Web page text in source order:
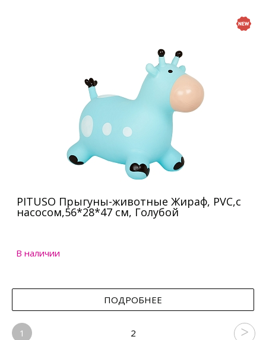
PITUSO Прыгуны-животные Жираф, PVC,с
насосом,56*28*47 см, Голубой
В наличии
ПОДРОБНЕЕ
1 2